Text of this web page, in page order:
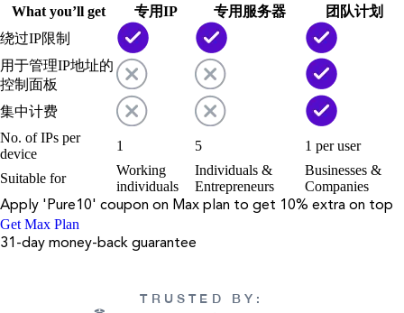
What you’ll get 专用IP 专用服务器
团队计划
绕过IP限制
用于管理IP地址的
控制面板
集中计费
No. of IPs per
device
1 5 1 per user
Suitable for
Working
individuals
Individuals &
Entrepreneurs
Businesses &
Companies
Apply ' Pure10' coupon on Max plan to get 10% extra on top
Get Max Plan
31-day money-back guarantee
TRUSTED BY: